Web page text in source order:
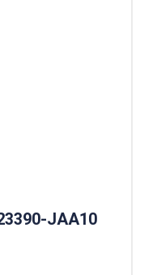
JAA10